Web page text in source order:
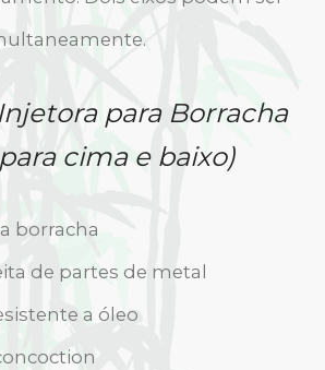
para Borracha
cima e baixo)
borracha
de partes de metal
a óleo